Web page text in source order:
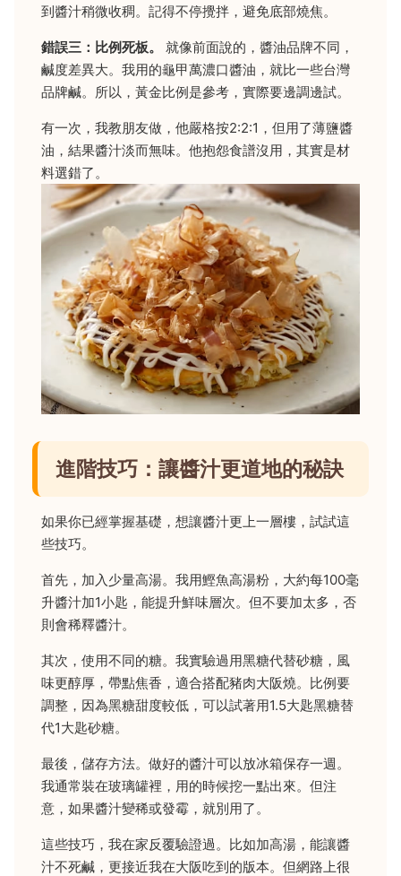
到醬汁稍微收稠。記得不停攪拌，避免底部燒焦。
錯誤三：比例死板。
就像前面說的，醬油品牌不同，
鹹度差異大。我用的龜甲萬濃口醬油，就比一些台灣
品牌鹹。所以，黃金比例是參考，實際要邊調邊試。
有一次，我教朋友做，他嚴格按2:2:1，但用了薄鹽醬
油，結果醬汁淡而無味。他抱怨食譜沒用，其實是材
料選錯了。
進階技巧：讓醬汁更道地的秘訣
如果你已經掌握基礎，想讓醬汁更上一層樓，試試這
些技巧。
首先，加入少量高湯。我用鰹魚高湯粉，大約每100毫
升醬汁加1小匙，能提升鮮味層次。但不要加太多，否
則會稀釋醬汁。
其次，使用不同的糖。我實驗過用黑糖代替砂糖，風
味更醇厚，帶點焦香，適合搭配豬肉大阪燒。比例要
調整，因為黑糖甜度較低，可以試著用1.5大匙黑糖替
代1大匙砂糖。
最後，儲存方法。做好的醬汁可以放冰箱保存一週。
我通常裝在玻璃罐裡，用的時候挖一點出來。但注
意，如果醬汁變稀或發霉，就別用了。
這些技巧，我在家反覆驗證過。比如加高湯，能讓醬
汁不死鹹，更接近我在大阪吃到的版本。但網路上很